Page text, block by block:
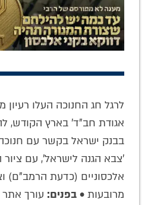
לרגל חג החנוכה העלו רעיון
אגודת חב"ד' בארץ הקודש,
בבנק ישראל בקשר עם חנוכה,
'צבא הגנה לישראל', עם ציור
אלכסוניים (כדעת הרמב"ם)
מרובעות • בפנים: עורך